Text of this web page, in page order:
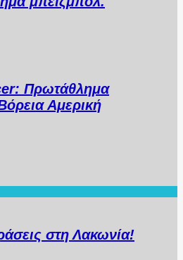
Πρωτάθλημα
Αμερική
στη Λακωνία!